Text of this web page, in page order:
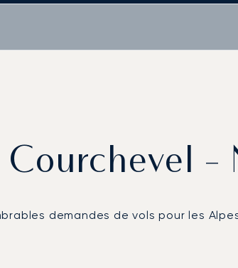
-
demandes de vols pour les